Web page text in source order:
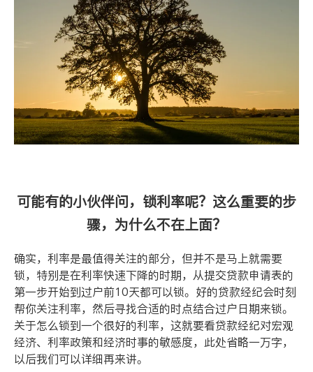
可能有的小伙伴问，锁利率呢？这么重要的步
骤，为什么不在上面？
确实，利率是最值得关注的部分，但并不是马上就需要
锁，特别是在利率快速下降的时期，从提交贷款申请表的
第一步开始到过户前10天都可以锁。好的贷款经纪会时刻
帮你关注利率，然后寻找合适的时点结合过户日期来锁。
关于怎么锁到一个很好的利率，这就要看贷款经纪对宏观
经济、利率政策和经济时事的敏感度，此处省略一万字，
以后我们可以详细再来讲。